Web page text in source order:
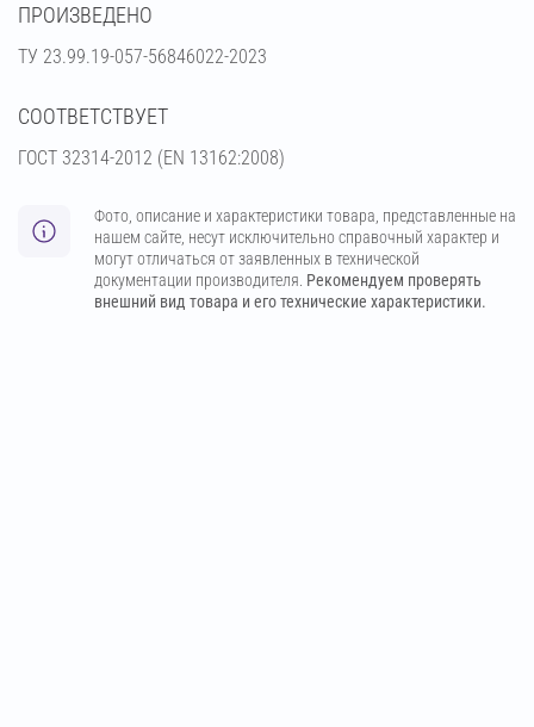
ПРОИЗВЕДЕНО
ТУ 23.99.19-057-56846022-2023
СООТВЕТСТВУЕТ
ГОСТ 32314-2012 (ЕN 13162:2008)
Фото, описание и характеристики товара, представленные на
нашем сайте, несут исключительно справочный характер и
могут отличаться от заявленных в технической
документации производителя. Рекомендуем проверять
внешний вид товара и его технические характеристики.